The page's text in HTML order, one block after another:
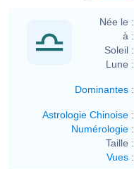
Née le :
à :
Soleil :
Lune :
Dominantes :
Astrologie Chinoise :
Numérologie :
Taille :
Vues :